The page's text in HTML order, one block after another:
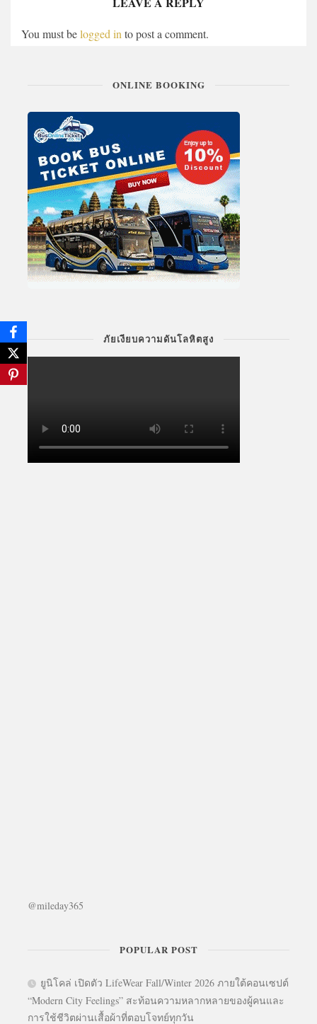
You must belogged in to post a comment.
ONLINE BOOKING
ภัยเงียบความดันโลหิตสูง
@mileday365
POPULAR POST
ยูนิโคล่ เปิดตัว LifeWear Fall/Winter 2026 ภายใต้คอนเซปต์
“Modern City Feelings” สะท้อนความหลากหลายของผู้คนและ
การใช้ชีวิตผ่านเสื้อผ้าที่ตอบโจทย์ทุกวัน